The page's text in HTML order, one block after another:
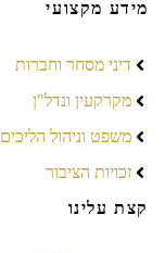
מידע מקצועי
דיני מסחר וחברות
מקרקעין ונדל"ן
משפט וניהול הליכים
זכויות הציבור
קצת עלינו